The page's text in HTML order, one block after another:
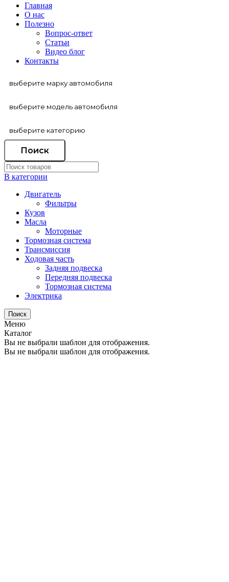
Главная
О нас
Полезно
Вопрос-ответ
Статьи
Видео блог
Контакты
Поиск
В категории
Двигатель
Фильтры
Кузов
Масла
Моторные
Тормозная система
Трансмиссия
Ходовая часть
Задняя подвеска
Передняя подвеска
Тормозная система
Электрика
Поиск
Меню
Каталог
Вы не выбрали шаблон для отображения.
Вы не выбрали шаблон для отображения.